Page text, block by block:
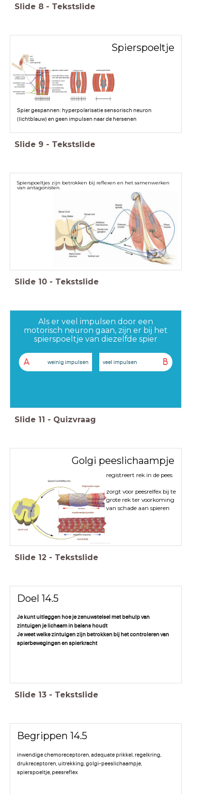
Slide 8 - Tekstslide
Spierspoeltje
Spier gespannen: hyperpolarisatie sensorisch neuron
(lichtblauw) en geen impulsen naar de hersenen
Slide 9 - Tekstslide
Spierspoeltjes zijn betrokken bij reflexen en het samenwerken
van antagonisten.
Slide 10 - Tekstslide
Als er veel impulsen door een
motorisch neuron gaan, zijn er bij het
spierspoeltje van diezelfde spier
A weinig impulsen B
veel impulsen
Slide 11 - Quizvraag
Golgi peeslichaampje
registreert rek in de pees
zorgt voor peesrelfex bij te
grote rek ter voorkoming
van schade aan spieren
Slide 12 - Tekstslide
Doel 14.5
Je kunt uitleggen hoe je zenuwstelsel met behulp van
zintuigen je lichaam in balans houdt
Je weet welke zintuigen zijn betrokken bij het controleren van
spierbewegingen en spierkracht
Slide 13 - Tekstslide
Begrippen 14.5
inwendige chemoreceptoren, adequate prikkel, regelkring,
drukreceptoren, uitrekking, golgi-peeslichaampje,
spierspoeltje, peesreflex